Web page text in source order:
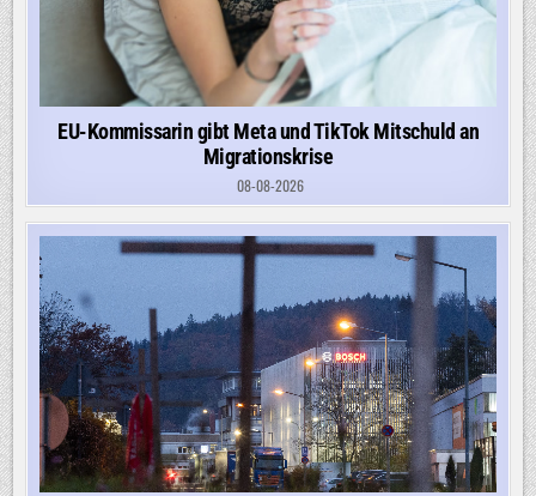
EU-Kommissarin gibt Meta und TikTok Mitschuld an
Migrationskrise
08-08-2026